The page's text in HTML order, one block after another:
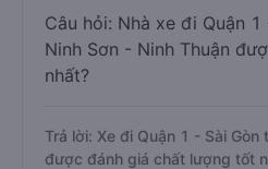
Câu hỏi: Nhà xe đi Quận
Ninh Sơn - Ninh Thuận
nhất?
Trả lời: Xe đi Quận 1 - Sài Gòn
được đánh giá chất lượng tốt